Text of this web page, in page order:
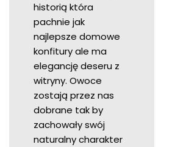
historią która
pachnie jak
najlepsze domowe
konfitury ale ma
elegancję deseru z
witryny. Owoce
zostają przez nas
dobrane tak by
zachowały swój
naturalny charakter